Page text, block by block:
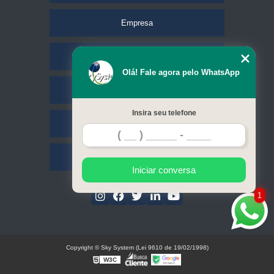
Empresa
Contato
Mapa do site
1
Olá! Fale agora pelo WhatsApp
Insira seu telefone
Iniciar conversa
Copyright © Sky System (Lei 9610 de 19/02/1998)
W3C